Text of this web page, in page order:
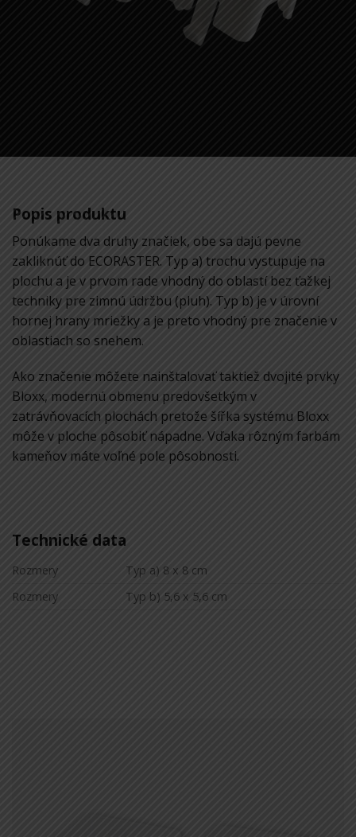
Popis produktu
Ponúkame dva druhy značiek, obe sa dajú pevne
zakliknúť do ECORASTER. Typ a) trochu vystupuje na
plochu a je v prvom rade vhodný do oblastí bez ťažkej
techniky pre zimnú údržbu (pluh). Typ b) je v úrovní
hornej hrany mriežky a je preto vhodný pre značenie v
oblastiach so snehem.
Ako značenie môžete nainštalovať taktiež dvojité prvky
Bloxx, modernú obmenu predovšetkým v
zatrávňovacích plochách pretože šířka systému Bloxx
môže v ploche pôsobiť nápadne. Vďaka rôzným farbám
kameňov máte voľné pole pôsobnosti.
Technické data
Rozmery
Typ a) 8 x 8 cm
Rozmery
Typ b) 5,6 x 5,6 cm